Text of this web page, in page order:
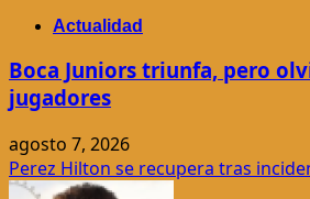
Actualidad
Boca Juniors triunfa, pero
jugadores
agosto 7, 2026
Perez Hilton se recupera tras